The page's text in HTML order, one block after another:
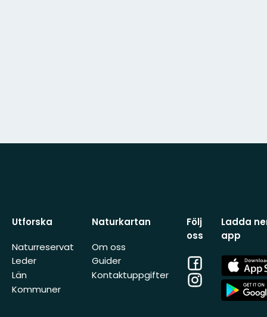
Utforska
Naturreservat
Leder
Län
Kommuner
Naturkartan
Om oss
Guider
Kontaktuppgifter
Följ
oss
Facebook
Instagram
Ladda
app
App
Store
App
Store